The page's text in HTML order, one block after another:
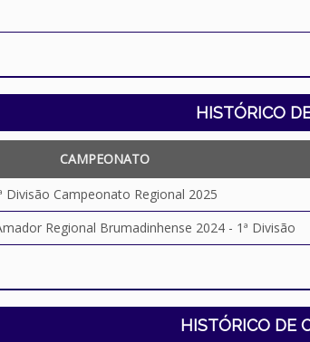
HISTÓRICO
CAMPEONATO
Divisão Campeonato Regional 2025
Regional Brumadinhense 2024 - 1ª Divisão
HISTÓRICO DE